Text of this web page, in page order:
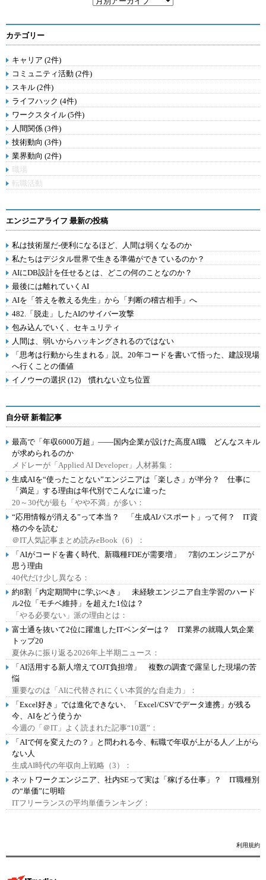
カテゴリー
キャリア (2件)
コミュニティ活動 (2件)
スキル (2件)
ライフハック (4件)
ワークスタイル (5件)
人間関係 (3件)
技術動向 (3件)
業界動向 (2件)
職場
転職活動
エンジニアライフ 最新の投稿
私は技術屋だ-便利になるほど、人間は弱くなるのか
私たちはデジタル世界で生きる準備ができているのか？
AIにDB設計を任せるとは、どこの何のことなのか？
最後には離れていくAI
AIを「答えを教える先生」から「判断の稽古相手」へ
482.「脱走」したAIのサイバー攻撃
包み込んでいく、セキュリティ
人間は、弱いからハッキングされるのではない
「思考は行動から生まれる」説。20年コードを書いて悟った、建設現場
へ行くことの価値
イノウーの選択 (12) 慣れない立ち位置
自分研 新着記事
最高で「年収6000万超」――国内企業が設けた高度AI職 どんなスキル
が求められるのか
メドレーが「Applied AI Developer」人材募集：
生成AIを“使ったことない”エンジニアは「楽しさ」が半分？ 仕事に
「満足」する理由は年代別でこんなに違った
20～30代が最も「やや不満」が多い：
“応用情報が消える”って本当？ 「生成AIパスポート」って何？ IT資
格の今を読む
＠IT人気記事まとめ読みeBook（6）：
「AIがコードを書く時代、新職種FDEが需要増」 7割のエンジニアが
思う理由
40代だけ少し異なる：
約8割「内定期間中に学ぶべき」 未経験エンジニア自主学習のハード
ル2位「モチベ維持」を超えた1位は？
「やる必要ない」派の理由とは：
富士通を抜いて2位に躍進したITベンダーは？ IT業界の就職人気企業
トップ20
夏休みに振り返る2026年上半期ニュース：
「AI活用する新人増えてOJT負担増」 複数の調査で露呈した現場の苦
悩
重要なのは「AIに代替されにくい本質的な自走力」：
「Excel好き」では進化できない、「Excel/CSVでデータ連携」が残る
今、AIをどう使うか
今週の「＠IT」よく読まれた記事“10選”：
「AIで何を変えたの？」と問われる今、転職で年収が上がる人／上がら
ない人
生成AI時代の年収向上戦略（3）：
ネットワークエンジニア、社内SEって実は「稼げる仕事」？ IT職種別
の“単価”に明暗
ITフリーランスの平均単価ランキング：
利用規約